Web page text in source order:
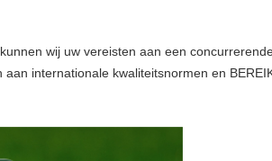
wij uw vereisten aan een
internationale kwaliteitsnormen en